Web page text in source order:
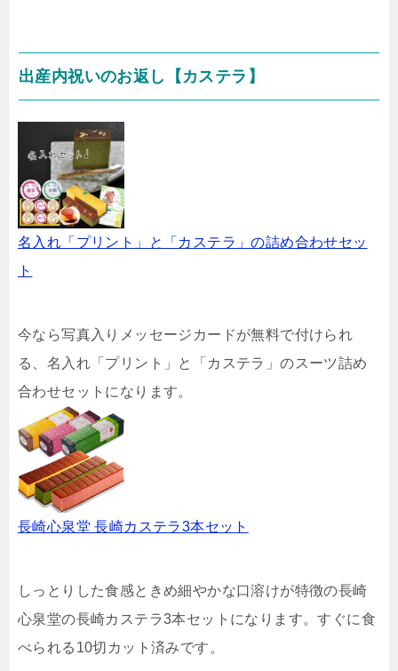
出産内祝いのお返し【カステラ】
名入れ「プリント」と「カステラ」の詰め合わせセッ
ト
今なら写真入りメッセージカードが無料で付けられ
る、名入れ「プリント」と「カステラ」のスーツ詰め
合わせセットになります。
長崎心泉堂 長崎カステラ3本セット
しっとりした食感ときめ細やかな口溶けが特徴の長崎
心泉堂の長崎カステラ3本セットになります。すぐに食
べられる10切カット済みです。